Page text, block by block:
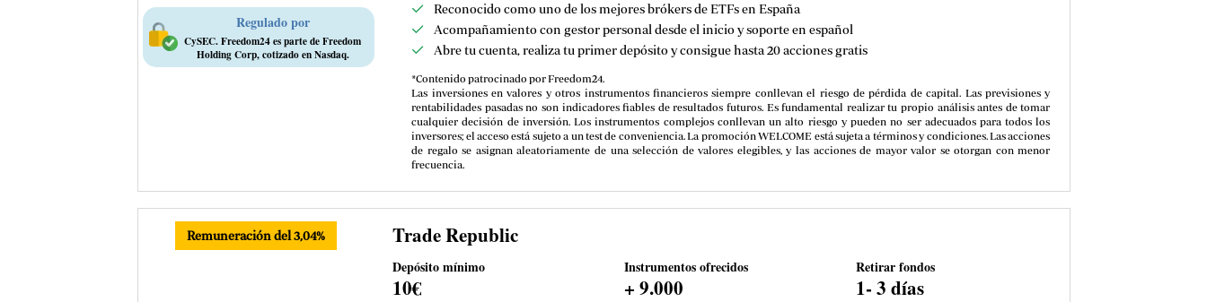
Regulado por
CySEC. Freedom24 es parte de Freedom
Holding Corp, cotizado en Nasdaq.
Reconocido como uno de los mejores brókers de ETFs en España
Acompañamiento con gestor personal desde el inicio y soporte en español
Abre tu cuenta, realiza tu primer depósito y consigue hasta 20 acciones gratis
*Contenido patrocinado por Freedom24.
Las inversiones en valores y otros instrumentos financieros siempre conllevan el riesgo de pérdida de capital. Las previsiones y
rentabilidades pasadas no son indicadores fiables de resultados futuros. Es fundamental realizar tu propio análisis antes de tomar
cualquier decisión de inversión. Los instrumentos complejos conllevan un alto riesgo y pueden no ser adecuados para todos los
inversores; el acceso está sujeto a un test de conveniencia. La promoción WELCOME está sujeta a términos y condiciones. Las acciones
de regalo se asignan aleatoriamente de una selección de valores elegibles, y las acciones de mayor valor se otorgan con menor
frecuencia.
Remuneración del 3,04% Trade Republic
Depósito mínimo
10€
Instrumentos ofrecidos
+ 9.000
Retirar fondos
1- 3 días